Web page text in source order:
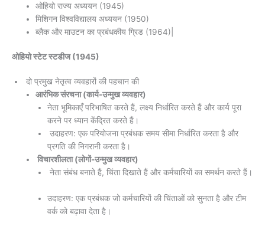
ओहियो राज्य अध्ययन (1945)
मिशिगन विश्वविद्यालय अध्ययन (1950)
ब्लैक और माउटन का प्रबंधकीय ग्रिड (1964)|
ओहियो स्टेट स्टडीज (1945)
दो प्रमुख नेतृत्व व्यवहारों की पहचान की
आरंभिक संरचना (कार्य-उन्मुख व्यवहार)
नेता भूमिकाएँ परिभाषित करते हैं, लक्ष्य निर्धारित करते हैं और कार्य पूरा
करने पर ध्यान केंद्रित करते हैं।
उदाहरण: एक परियोजना प्रबंधक समय सीमा निर्धारित करता है और
प्रगति की निगरानी करता है।
विचारशीलता (लोगों-उन्मुख व्यवहार)
नेता संबंध बनाते हैं, चिंता दिखाते हैं और कर्मचारियों का समर्थन करते हैं।
उदाहरण: एक प्रबंधक जो कर्मचारियों की चिंताओं को सुनता है और टीम
वर्क को बढ़ावा देता है।